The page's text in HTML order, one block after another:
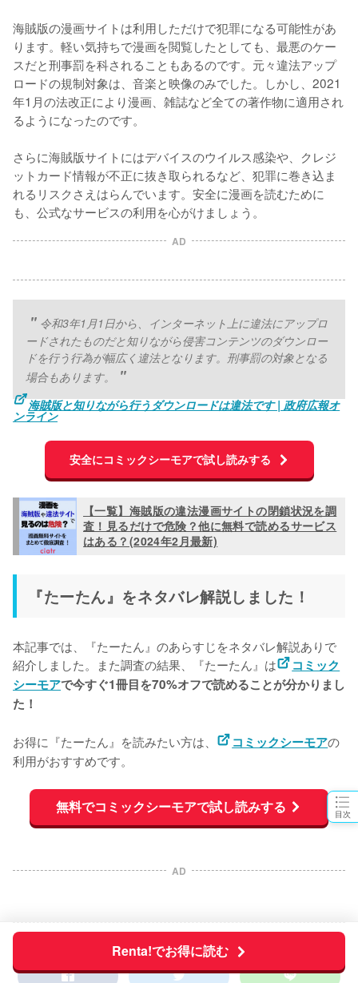
Renta!でお得に読む
目次
海賊版の漫画サイトは利用しただけで犯罪になる可能性があ
ります。軽い気持ちで漫画を閲覧したとしても、最悪のケー
スだと刑事罰を科されることもあるのです。元々違法アップ
ロードの規制対象は、音楽と映像のみでした。しかし、2021
年1月の法改正により漫画、雑誌など全ての著作物に適用され
るようになったのです。
さらに海賊版サイトにはデバイスのウイルス感染や、クレジ
ットカード情報が不正に抜き取られるなど、犯罪に巻き込ま
れるリスクさえはらんでいます。安全に漫画を読むために
も、公式なサービスの利用を心がけましょう。
AD
令和3年1月1日から、インターネット上に違法にアップロ
ードされたものだと知りながら侵害コンテンツのダウンロー
ドを行う行為が幅広く違法となります。刑事罰の対象となる
場合もあります。
海賊版と知りながら行うダウンロードは違法です | 政府広報オ
ンライン
安全にコミックシーモアで試し読みする
【一覧】海賊版の違法漫画サイトの閉鎖状況を調
査！見るだけで危険？他に無料で読めるサービス
はある？(2024年2月最新)
『たーたん』をネタバレ解説しました！
本記事では、『たーたん』のあらすじをネタバレ解説ありで
紹介しました。また調査の結果、『たーたん』は
コミック
シーモアで今すぐ1冊目を70%オフで読めることが分かりまし
た！
お得に『たーたん』を読みたい方は、 コミックシーモアの
利用がおすすめです。
無料でコミックシーモアで試し読みする
AD